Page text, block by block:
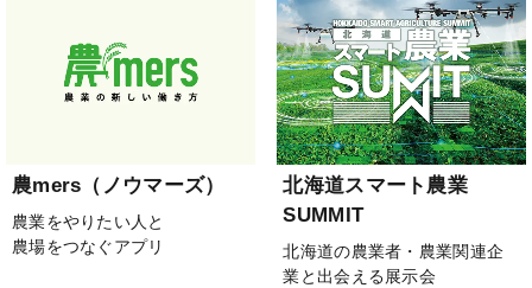
農mers（ノウマーズ）
農業をやりたい人と
農場をつなぐアプリ
北海道スマート農業
SUMMIT
北海道の農業者・農業関連企
業と出会える展示会